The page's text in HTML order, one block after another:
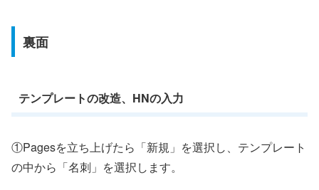
裏面
テンプレートの改造、HNの入力
①Pagesを立ち上げたら「新規」を選択し、テンプレート
の中から「名刺」を選択します。